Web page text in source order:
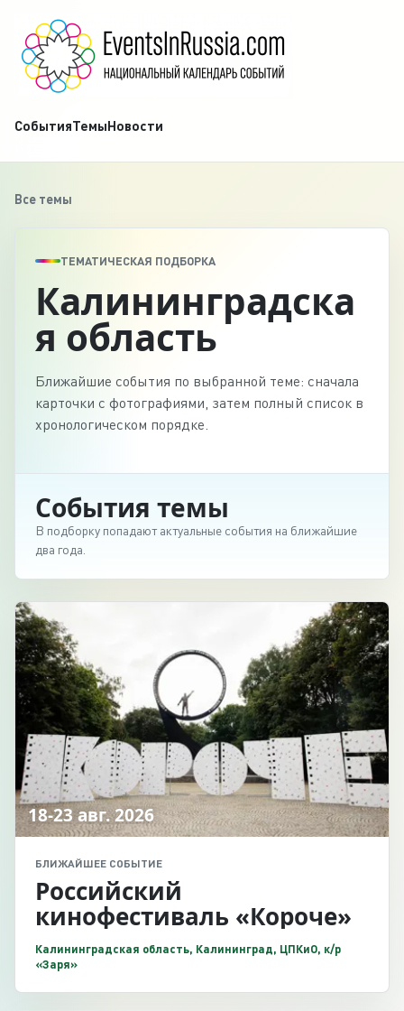
СобытияТемыНовости
Все темы
ТЕМАТИЧЕСКАЯ ПОДБОРКА
Калининградска
я область
Ближайшие события по выбранной теме: сначала
карточки с фотографиями, затем полный список в
хронологическом порядке.
События темы
В подборку попадают актуальные события на ближайшие
два года.
18-23 авг. 2026
БЛИЖАЙШЕЕ СОБЫТИЕ
Российский
кинофестиваль «Короче»
Калининградская область, Калининград, ЦПКиО, к/р
«Заря»